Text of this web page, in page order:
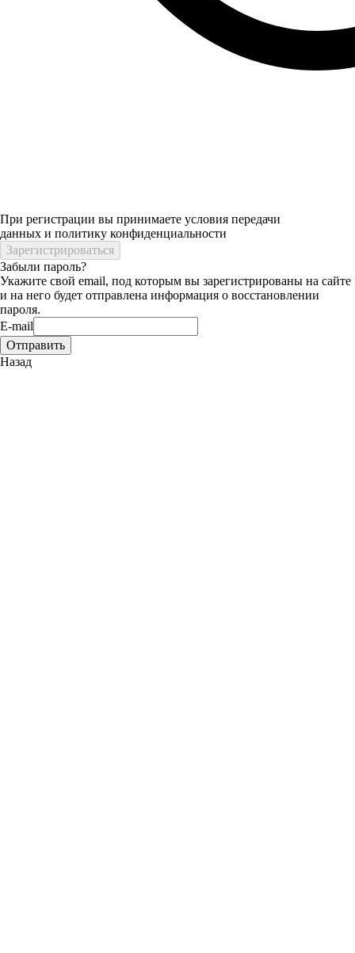
При регистрации вы принимаете условия передачи
данных и политику конфиденциальности
Забыли пароль?
Укажите свой email, под которым вы зарегистрированы на сайте
и на него будет отправлена информация о восстановлении
пароля.
E-mail
Назад